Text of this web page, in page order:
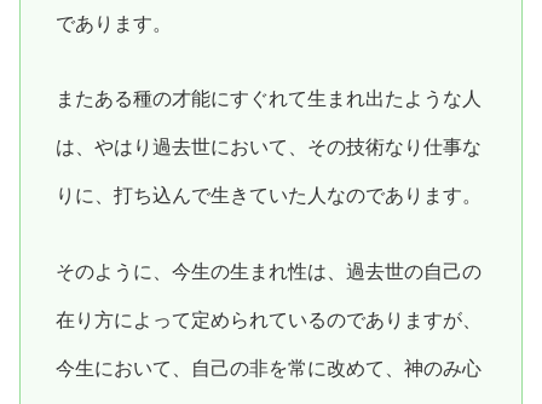
であります。
またある種の才能にすぐれて生まれ出たような人
は、やはり過去世において、その技術なり仕事な
りに、打ち込んで生きていた人なのであります。
そのように、今生の生まれ性は、過去世の自己の
在り方によって定められているのでありますが、
今生において、自己の非を常に改めて、神のみ心